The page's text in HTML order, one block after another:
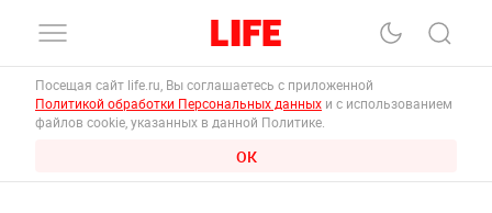
Посещая сайт life.ru, Вы соглашаетесь с приложенной
Политикой обработки Персональных данных и с использованием
файлов cookie, указанных в данной Политике.
ОК